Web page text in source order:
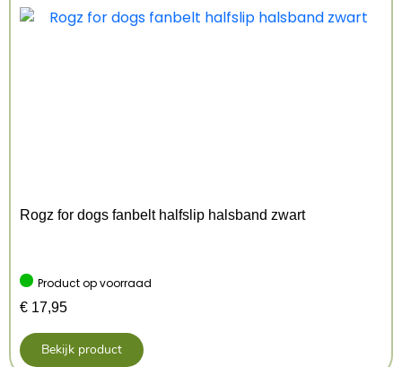
– In één beweging aan te trekken
Rogz for dogs fanbelt halfslip halsband zwart
Product op voorraad
€ 17,95
Bekijk product